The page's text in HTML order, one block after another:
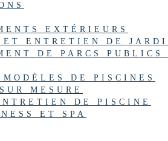
EXTÉRIEURS
ET ENTRETIEN DE
DE PARCS
MODÈLES DE PISCINES
MESURE
DE PISCINE
ET SPA